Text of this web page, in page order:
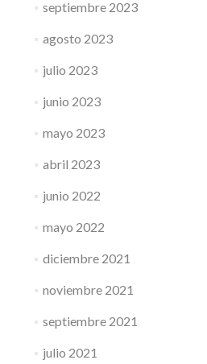
septiembre 2023
agosto 2023
julio 2023
junio 2023
mayo 2023
abril 2023
junio 2022
mayo 2022
diciembre 2021
noviembre 2021
septiembre 2021
julio 2021